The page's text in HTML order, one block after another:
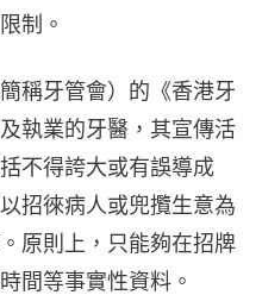
制。
稱牙管會）的《香港牙
執業的牙醫，其宣傳活
不得誇大或有誤導成
招徠病人或兜攬生意為
原則上，只能夠在招牌
間等事實性資料。